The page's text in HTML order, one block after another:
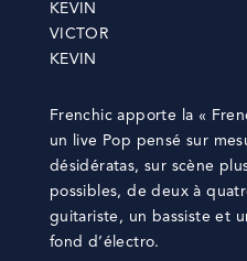
KEVIN
VICTOR
KEVIN
Frenchic apporte la «
un live Pop pensé sur
désidératas, sur scène
possibles, de deux à
guitariste, un bassiste et
fond d’électro.